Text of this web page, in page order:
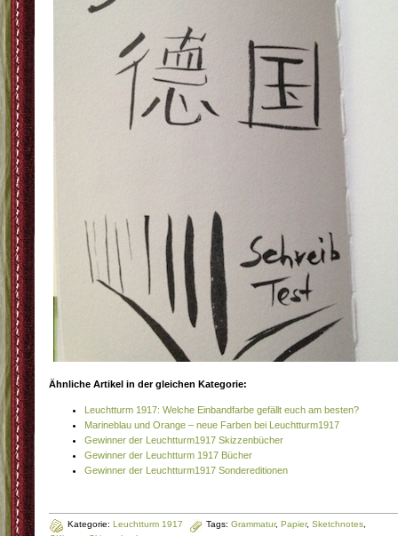
Ähnliche Artikel in der gleichen Kategorie:
Leuchtturm 1917: Welche Einbandfarbe gefällt euch am besten?
Marineblau und Orange – neue Farben bei Leuchtturm1917
Gewinner der Leuchtturm1917 Skizzenbücher
Gewinner der Leuchtturm 1917 Bücher
Gewinner der Leuchtturm1917 Sondereditionen
Kategorie: Leuchtturm 1917 Tags: Grammatur, Papier, Sketchnotes